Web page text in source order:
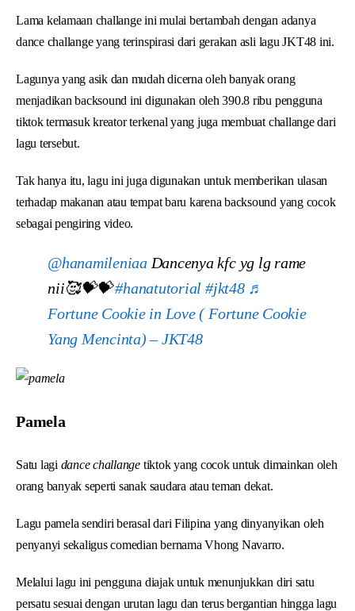
Lama kelamaan challange ini mulai bertambah dengan adanya
dance challange yang terinspirasi dari gerakan asli lagu JKT48 ini.
Lagunya yang asik dan mudah dicerna oleh banyak orang
menjadikan backsound ini digunakan oleh 390.8 ribu pengguna
tiktok termasuk kreator terkenal yang juga membuat challange dari
lagu tersebut.
Tak hanya itu, lagu ini juga digunakan untuk memberikan ulasan
terhadap makanan atau tempat baru karena backsound yang cocok
sebagai pengiring video.
@hanamileniaaDancenya kfc yg lg rame
nii🥰💝💝#hanatutorial #jkt48 ♬
Fortune Cookie in Love ( Fortune Cookie
Yang Mencinta) – JKT48
Pamela
Satu lagi dance challange tiktok yang cocok untuk dimainkan oleh
orang banyak seperti sanak saudara atau teman dekat.
Lagu pamela sendiri berasal dari Filipina yang dinyanyikan oleh
penyanyi sekaligus comedian bernama Vhong Navarro.
Melalui lagu ini pengguna diajak untuk menunjukkan diri satu
persatu sesuai dengan urutan lagu dan terus bergantian hingga lagu